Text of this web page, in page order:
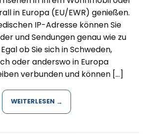
in Europa (EU/EWR) genießen.
IP-Adresse können Sie
und Sendungen genau wie zu
ob Sie sich in Schweden,
oder anderswo in Europa
verbunden und können […]
WEITERLESEN →